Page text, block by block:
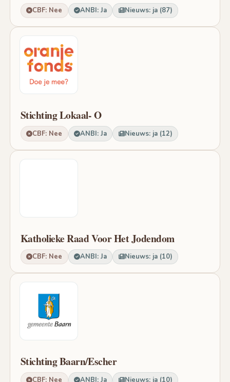
CBF: Nee ANBI: Ja Nieuws: ja (87)
Stichting Lokaal- O
CBF: Nee ANBI: Ja Nieuws: ja (12)
Katholieke Raad Voor Het Jodendom
CBF: Nee ANBI: Ja Nieuws: ja (10)
Stichting Baarn/Escher
CBF: Nee ANBI: Ja Nieuws: ja (10)